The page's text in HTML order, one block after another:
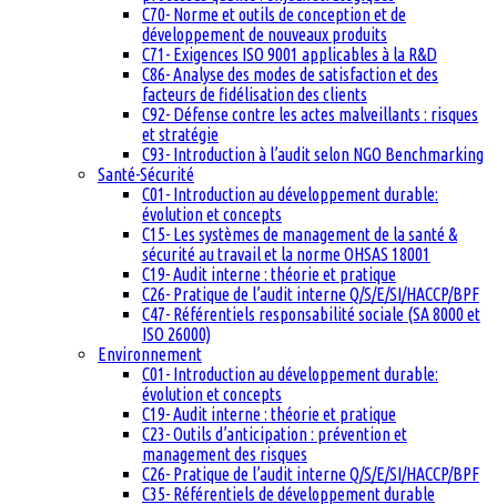
C70- Norme et outils de conception et de
développement de nouveaux produits
C71- Exigences ISO 9001 applicables à la R&D
C86- Analyse des modes de satisfaction et des
facteurs de fidélisation des clients
C92- Défense contre les actes malveillants : risques
et stratégie
C93- Introduction à l’audit selon NGO Benchmarking
Santé-Sécurité
C01- Introduction au développement durable:
évolution et concepts
C15- Les systèmes de management de la santé &
sécurité au travail et la norme OHSAS 18001
C19- Audit interne : théorie et pratique
C26- Pratique de l’audit interne Q/S/E/SI/HACCP/BPF
C47- Référentiels responsabilité sociale (SA 8000 et
ISO 26000)
Environnement
C01- Introduction au développement durable:
évolution et concepts
C19- Audit interne : théorie et pratique
C23- Outils d’anticipation : prévention et
management des risques
C26- Pratique de l’audit interne Q/S/E/SI/HACCP/BPF
C35- Référentiels de développement durable